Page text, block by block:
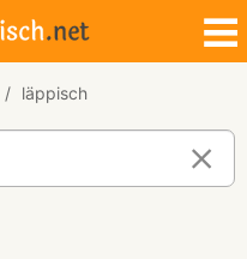
läppisch